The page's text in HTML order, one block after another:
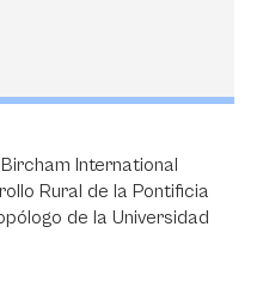
International
Rural de la Pontificia
de la Universidad